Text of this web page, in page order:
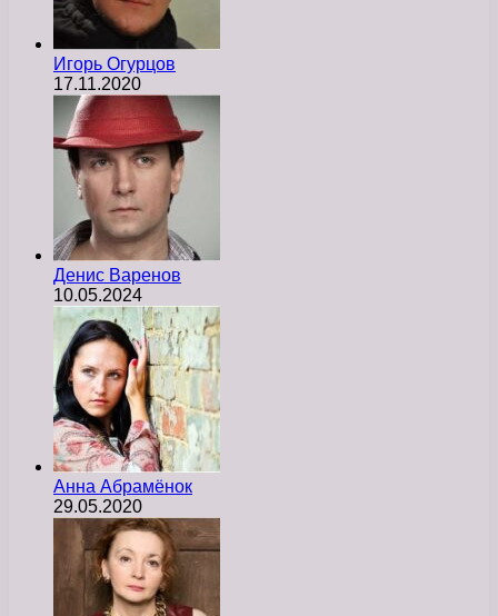
Игорь Огурцов
17.11.2020
Денис Варенов
10.05.2024
Анна Абрамёнок
29.05.2020